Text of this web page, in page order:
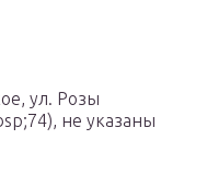
ул. Розы
не указаны